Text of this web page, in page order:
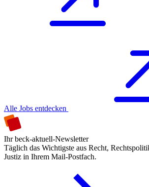
Alle Jobs entdecken
Ihr beck-aktuell-Newsletter
Täglich das Wichtigste aus Recht,
Justiz in Ihrem Mail-Postfach.